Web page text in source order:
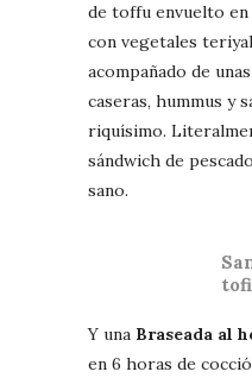
de toffu envuelto
con vegetales
acompañado de
caseras, hummus y
riquísimo.
sándwich de
sano.
Y una Braseada al
en 6 horas de